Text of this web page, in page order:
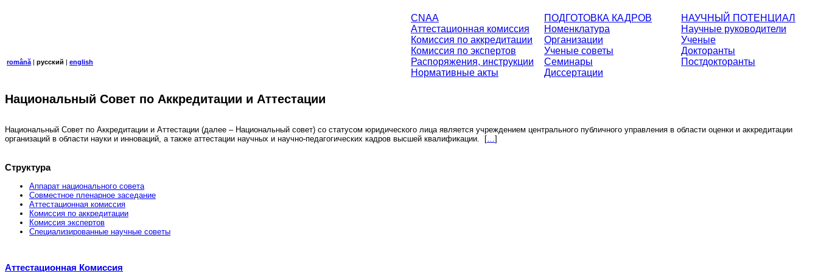
CNAA
Аттестационная комиссия
Комиссия по аккредитации
Комиссия по экспертов
Распоряжения, инструкции
Нормативные акты
ПОДГОТОВКА КАДРОВ
Номенклатура
Организации
Ученые советы
Семинары
Диссертации
НАУЧНЫЙ ПОТЕНЦИАЛ
Научные руководители
Ученые
Докторанты
Постдокторанты
română | русский | english
Национальный Совет по Аккредитации и Аттестации
Национальный Совет по Аккредитации и Аттестации (далее – Национальный совет) со статусом юридического лица является учреждением центрального публичного управления в области оценки и аккредитации
организаций в области науки и инноваций, а также аттестации научных и научно-педагогических кадров высшей квалификации.
[…]
Структура
Аппарат национального совета
Совместное пленарное заседание
Аттестационная комисcия
Комиссия по аккредитации
Комиссия экспертов
Специализированные научные советы
Аттестационная Комиссия